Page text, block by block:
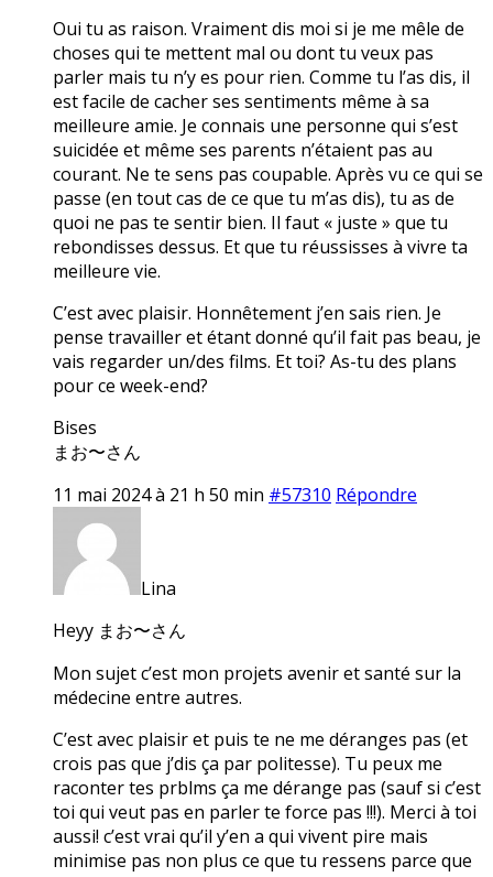
Oui tu as raison. Vraiment dis moi si je me mêle de
choses qui te mettent mal ou dont tu veux pas
parler mais tu n’y es pour rien. Comme tu l’as dis, il
est facile de cacher ses sentiments même à sa
meilleure amie. Je connais une personne qui s’est
suicidée et même ses parents n’étaient pas au
courant. Ne te sens pas coupable. Après vu ce qui se
passe (en tout cas de ce que tu m’as dis), tu as de
quoi ne pas te sentir bien. Il faut « juste » que tu
rebondisses dessus. Et que tu réussisses à vivre ta
meilleure vie.
C’est avec plaisir. Honnêtement j’en sais rien. Je
pense travailler et étant donné qu’il fait pas beau, je
vais regarder un/des films. Et toi? As-tu des plans
pour ce week-end?
Bises
まお〜さん
11 mai 2024 à 21 h 50 min #57310 Répondre
Lina
Heyy まお〜さん
Mon sujet c’est mon projets avenir et santé sur la
médecine entre autres.
C’est avec plaisir et puis te ne me déranges pas (et
crois pas que j’dis ça par politesse). Tu peux me
raconter tes prblms ça me dérange pas (sauf si c’est
toi qui veut pas en parler te force pas !!!). Merci à toi
aussi! c’est vrai qu’il y’en a qui vivent pire mais
minimise pas non plus ce que tu ressens parce que